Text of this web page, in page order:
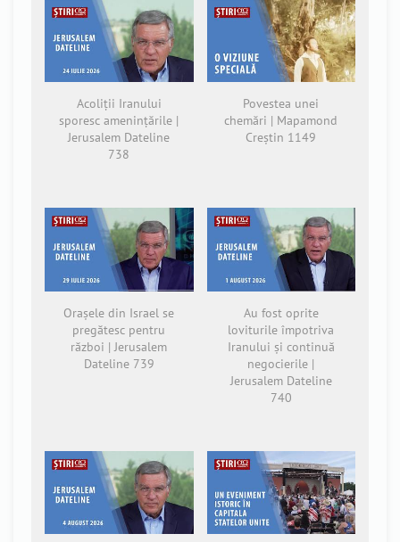
Acoliții Iranului
sporesc amenințările |
Jerusalem Dateline
738
Povestea unei
chemări | Mapamond
Creștin 1149
Orașele din Israel se
pregătesc pentru
război | Jerusalem
Dateline 739
Au fost oprite
loviturile împotriva
Iranului și continuă
negocierile |
Jerusalem Dateline
740